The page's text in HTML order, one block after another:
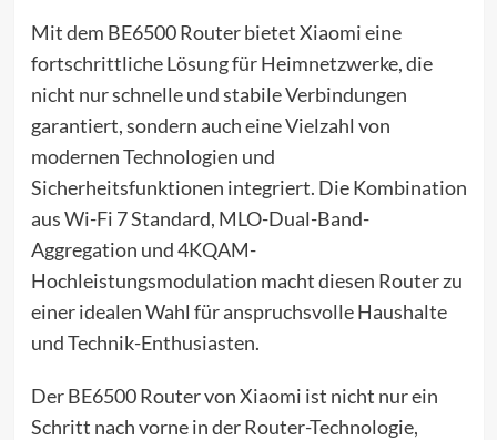
Mit dem BE6500 Router bietet Xiaomi eine
fortschrittliche Lösung für Heimnetzwerke, die
nicht nur schnelle und stabile Verbindungen
garantiert, sondern auch eine Vielzahl von
modernen Technologien und
Sicherheitsfunktionen integriert. Die Kombination
aus Wi-Fi 7 Standard, MLO-Dual-Band-
Aggregation und 4KQAM-
Hochleistungsmodulation macht diesen Router zu
einer idealen Wahl für anspruchsvolle Haushalte
und Technik-Enthusiasten.
Der BE6500 Router von Xiaomi ist nicht nur ein
Schritt nach vorne in der Router-Technologie,